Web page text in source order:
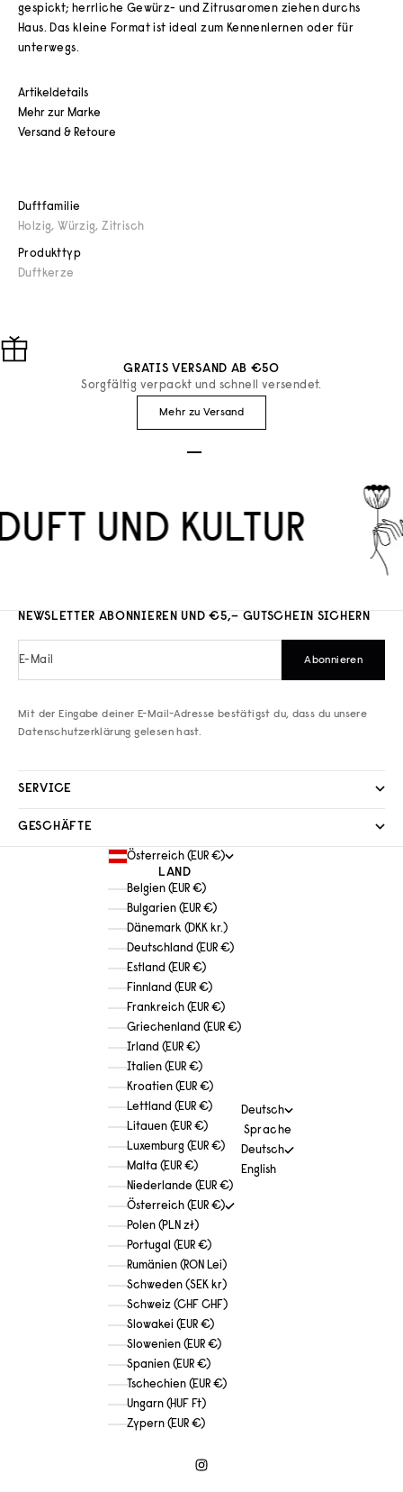
Duftfamilie
Holzig,Würzig,Zitrisch
Produkttyp
Duftkerze
gespickt; herrliche Gewürz- und Zitrusaromen ziehen durchs
Haus. Das kleine Format ist ideal zum Kennenlernen oder für
unterwegs.
Artikeldetails
Mehr zur Marke
Versand & Retoure
GRATIS VERSAND AB €50
Sorgfältig verpackt und schnell versendet.
Mehr zu Versand
UND KULTUR
NEWSLETTER ABONNIEREN UND €5,– GUTSCHEIN SICHERN
E-Mail Abonnieren
Mit der Eingabe deiner E-Mail-Adresse bestätigst du, dass du unsere
Datenschutzerklärung gelesen hast.
SERVICE
GESCHÄFTE
Österreich (EUR €)
LAND
Belgien (EUR €)
Bulgarien (EUR €)
Dänemark (DKK kr.)
Deutschland (EUR €)
Estland (EUR €)
Finnland (EUR €)
Frankreich (EUR €)
Griechenland (EUR €)
Irland (EUR €)
Italien (EUR €)
Kroatien (EUR €)
Lettland (EUR €)
Litauen (EUR €)
Luxemburg (EUR €)
Malta (EUR €)
Niederlande (EUR €)
Österreich (EUR €)
Polen (PLN zł)
Portugal (EUR €)
Rumänien (RON Lei)
Schweden (SEK kr)
Schweiz (CHF CHF)
Slowakei (EUR €)
Slowenien (EUR €)
Spanien (EUR €)
Tschechien (EUR €)
Ungarn (HUF Ft)
Zypern (EUR €)
Deutsch
Sprache
Deutsch
English